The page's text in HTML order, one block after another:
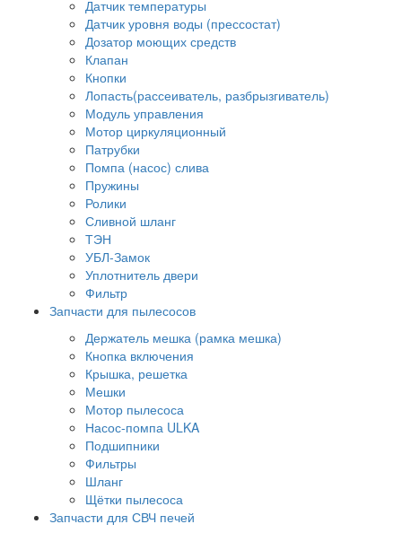
Датчик температуры
Датчик уровня воды (прессостат)
Дозатор моющих средств
Клапан
Кнопки
Лопасть(рассеиватель, разбрызгиватель)
Модуль управления
Мотор циркуляционный
Патрубки
Помпа (насос) слива
Пружины
Ролики
Сливной шланг
ТЭН
УБЛ-Замок
Уплотнитель двери
Фильтр
Запчасти для пылесосов
Держатель мешка (рамка мешка)
Кнопка включения
Крышка, решетка
Мешки
Мотор пылесоса
Насос-помпа ULKA
Подшипники
Фильтры
Шланг
Щётки пылесоса
Запчасти для СВЧ печей